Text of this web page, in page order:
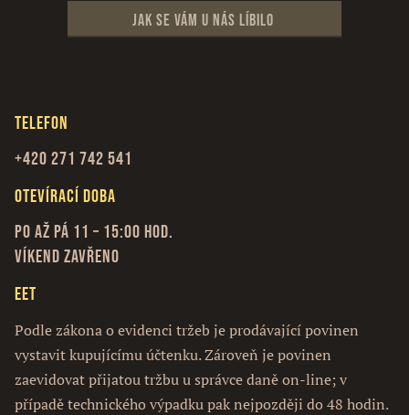
Jak se vám u nás líbilo
Telefon
+420 271 742 541
Otevírací doba
Po až Pá 11 – 15:00 hod.
Víkend zavřeno
EET
Podle zákona o evidenci tržeb je prodávající povinen
vystavit kupujícímu účtenku. Zároveň je povinen
zaevidovat přijatou tržbu u správce daně on-line; v
případě technického výpadku pak nejpozději do 48 hodin.